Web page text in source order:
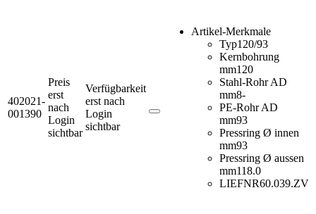
402021-
001390
Preis
erst
nach
Login
sichtbar
Verfügbarkeit
erst nach
Login
sichtbar
Artikel-Merkmale
Typ120/93
Kernbohrung
mm120
Stahl-Rohr AD
mm8-
PE-Rohr AD
mm93
Pressring Ø innen
mm93
Pressring Ø aussen
mm118.0
LIEFNR60.039.ZV